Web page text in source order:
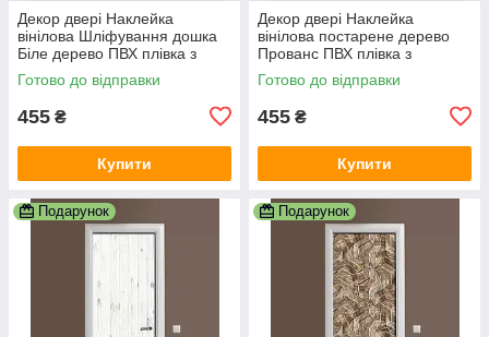
Декор двері Наклейка
вінілова Шліфування дошка
Біле дерево ПВХ плівка з
ламінуванням 600х1800 мм
Текстура Сірий
Готово до відправки
455 ₴
Купити
Декор двері Наклейка
вінілова постарене дерево
Прованс ПВХ плівка з
ламінуванням 600х1800 мм
Текстура Сірий
Готово до відправки
455 ₴
Купити
Подарунок Подарунок